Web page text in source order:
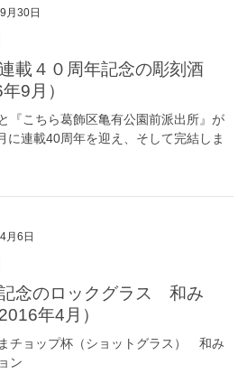
月30日
9月）
『こちら葛飾区亀有公園前派出所』が
に連載40周年を迎え、そして完結しま
月6日
年4月）
チョップ杯（ショットグラス） 和み
ン